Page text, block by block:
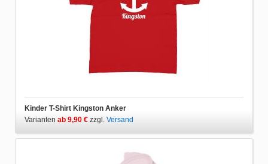
Kinder T-Shirt Kingston Anker
Varianten ab 9,90 € zzgl. Versand